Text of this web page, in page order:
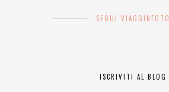
SEGUI VIAGGINFOTO
ISCRIVITI AL BLOG